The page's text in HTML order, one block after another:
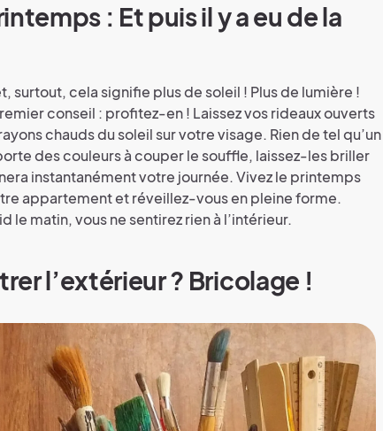
: Et puis il y a eu de la
surtout, cela signifie plus de soleil ! Plus de lumière !
conseil : profitez-en ! Laissez vos rideaux ouverts
chauds du soleil sur votre visage. Rien de tel qu’un
des couleurs à couper le souffle, laissez-les briller
instantanément votre journée. Vivez le printemps
appartement et réveillez-vous en pleine forme.
le matin, vous ne sentirez rien à l’intérieur.
l’extérieur ? Bricolage !